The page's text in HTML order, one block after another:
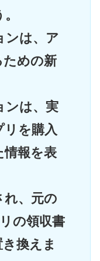
ンは、ア
ための新
ンは、実
を購入
報を表
れ、元の
の領収書
換えま